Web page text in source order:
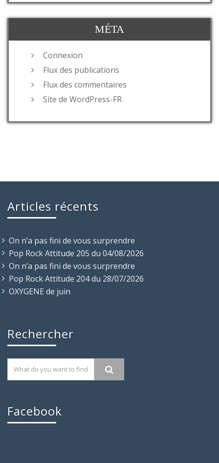
MÉTA
Connexion
Flux des publications
Flux des commentaires
Site de WordPress-FR
Articles récents
On n’a pas fini de vous surprendre
Pop Rock Attitude 205 du 04/08/2026
On n’a pas fini de vous surprendre
Pop Rock Attitude 204 du 28/07/2026
OXYGENE de juin
Rechercher
Facebook